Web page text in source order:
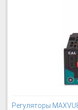
Регуляторы